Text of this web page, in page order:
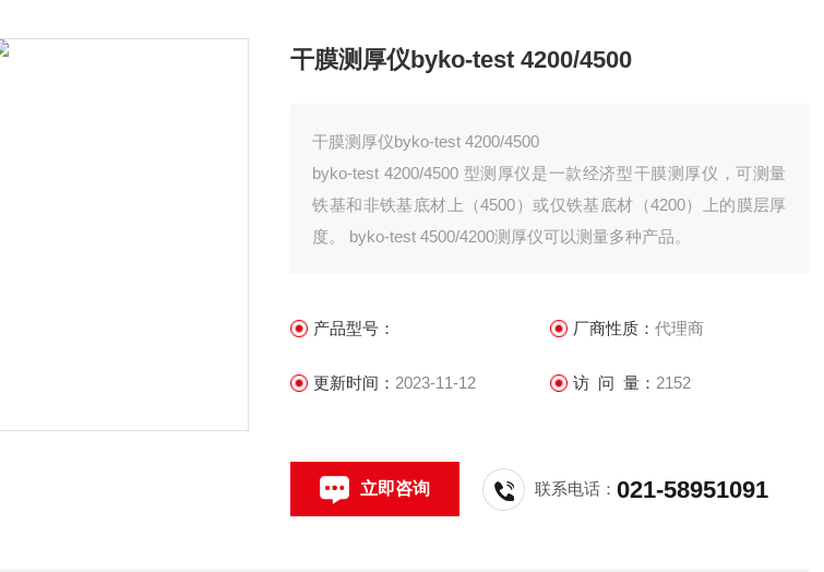
干膜测厚仪byko-test 4200/4500
干膜测厚仪byko-test 4200/4500
byko-test 4200/4500 型测厚仪是一款经济型干膜测厚仪，可测量
铁基和非铁基底材上（4500）或仅铁基底材（4200）上的膜层厚
度。 byko-test 4500/4200测厚仪可以测量多种产品。
产品型号： 厂商性质： 代理商
更新时间： 2023-11-12 访 问 量： 2152
立即咨询 联系电话：021-58951091